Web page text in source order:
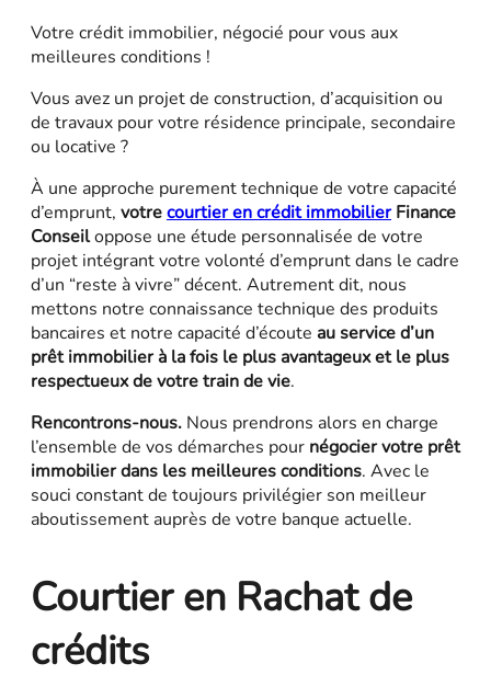
Votre crédit immobilier, négocié pour vous aux
meilleures conditions !
Vous avez un projet de construction, d’acquisition ou
de travaux pour votre résidence principale, secondaire
ou locative ?
À une approche purement technique de votre capacité
d’emprunt, votrecourtier en crédit immobilierFinance
Conseiloppose une étude personnalisée de votre
projet intégrant votre volonté d’emprunt dans le cadre
d’un “reste à vivre” décent. Autrement dit, nous
mettons notre connaissance technique des produits
bancaires et notre capacité d’écoute au service d’un
prêt immobilier à la fois le plus avantageux et le plus
respectueux de votre train de vie.
Rencontrons-nous. Nous prendrons alors en charge
l’ensemble de vos démarches pour négocier votre prêt
immobilier dans les meilleures conditions. Avec le
souci constant de toujours privilégier son meilleur
aboutissement auprès de votre banque actuelle.
Courtier en Rachat de
crédits